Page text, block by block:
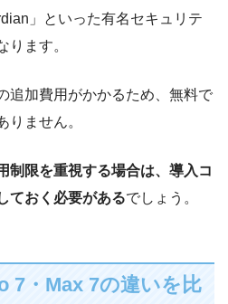
」といった有名セキュリテ
ります。
追加費用がかかるため、無料で
りません。
制限を重視する場合は、導入コ
ておく必要があるでしょう。
7・Max 7の違いを比